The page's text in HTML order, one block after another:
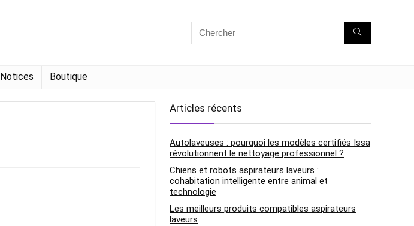
Notices Boutique
Articles récents
Autolaveuses : pourquoi les modèles certifiés Issa
révolutionnent le nettoyage professionnel ?
Chiens et robots aspirateurs laveurs :
cohabitation intelligente entre animal et
technologie
Les meilleurs produits compatibles aspirateurs
laveurs